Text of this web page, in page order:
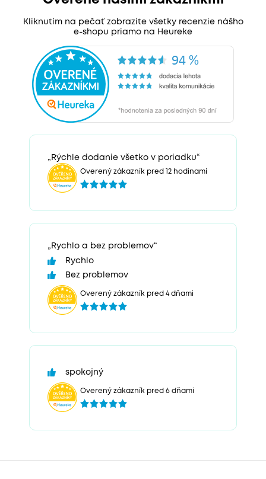
Kliknutím na pečať zobrazíte všetky recenzie nášho
e-shopu priamo na Heureke
„Rýchle dodanie všetko v poriadku“
Overený zákazník pred 12 hodinami
„Rychlo a bez problemov“
Rychlo
Bez problemov
Overený zákazník pred 4 dňami
spokojný
Overený zákazník pred 6 dňami